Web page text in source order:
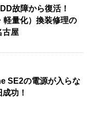
故障から復活！
軽量化）換装修理の
古屋
SE2の電源が入らな
功！